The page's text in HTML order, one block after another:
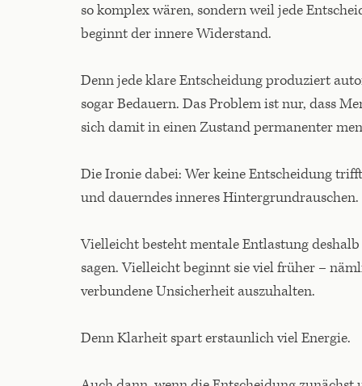
so komplex wären, sondern weil jede
beginnt der innere Widerstand.
Denn jede klare Entscheidung produziert
sogar Bedauern. Das Problem ist nur, dass
sich damit in einen Zustand permanenter
Die Ironie dabei: Wer keine Entscheidung
und dauerndes inneres Hintergrundrauschen.
Vielleicht besteht mentale Entlastung
sagen. Vielleicht beginnt sie viel früher –
verbundene Unsicherheit auszuhalten.
Denn Klarheit spart erstaunlich viel Energie.